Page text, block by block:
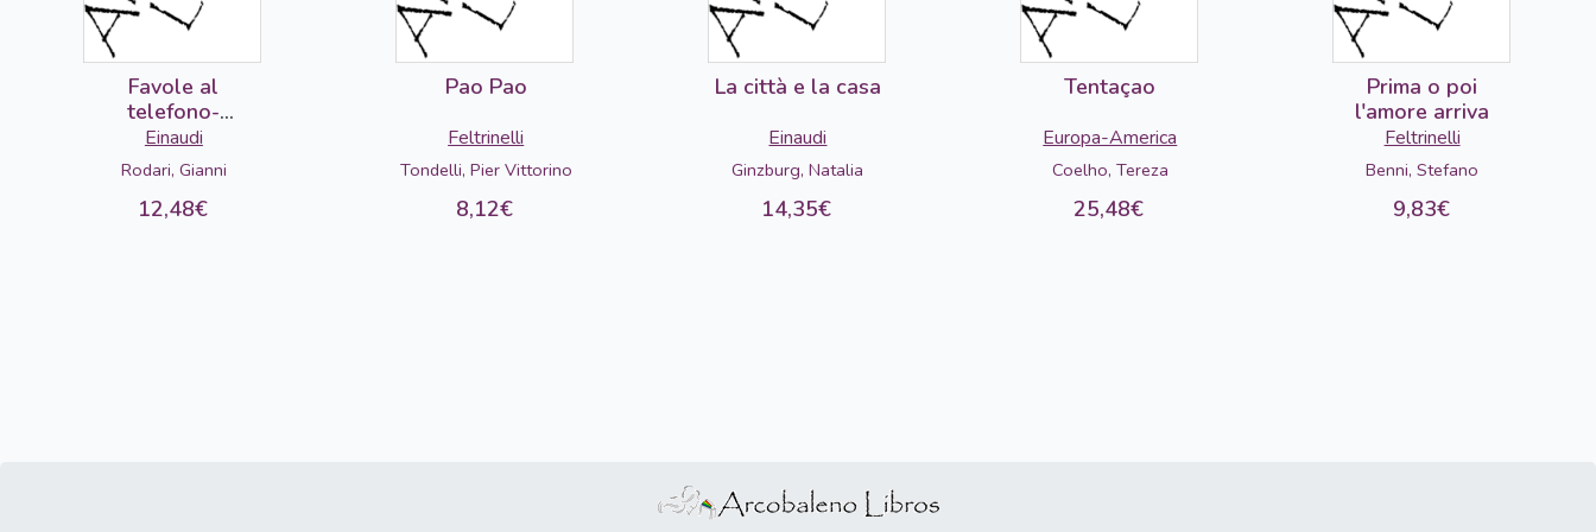
Favole al
telefono-
DETERIORADO
Einaudi
Rodari, Gianni
12,48€
Pao Pao
Feltrinelli
Tondelli, Pier Vittorino
8,12€
La città e la casa
Einaudi
Ginzburg, Natalia
14,35€
Tentaçao
Europa-America
Coelho, Tereza
25,48€
Prima o poi
l'amore arriva
Feltrinelli
Benni, Stefano
9,83€